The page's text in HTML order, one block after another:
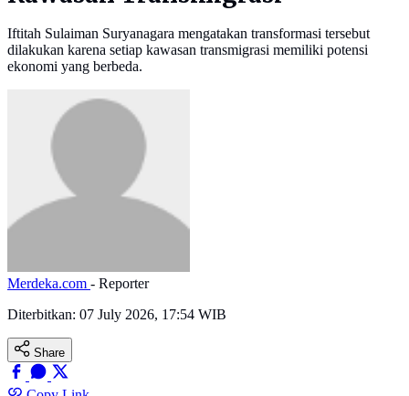
Iftitah Sulaiman Suryanagara mengatakan transformasi tersebut
dilakukan karena setiap kawasan transmigrasi memiliki potensi
ekonomi yang berbeda.
Merdeka.com - Reporter
Diterbitkan: 07 July 2026, 17:54 WIB
Share